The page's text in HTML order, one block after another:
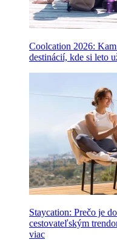
Coolcation 2026:
destinácií, kde si leto
Staycation: Prečo je
cestovateľským
viac